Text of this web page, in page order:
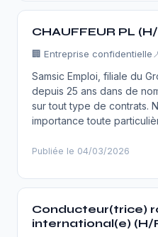
CHAUFFEUR PL
🏢 Entreprise confidentielle
Samsic Emploi, filiale du
depuis 25 ans dans de
sur tout type de contrats.
importance toute
Publiée le 04/03/2026
Conducteur(trice)
international(e) (H/